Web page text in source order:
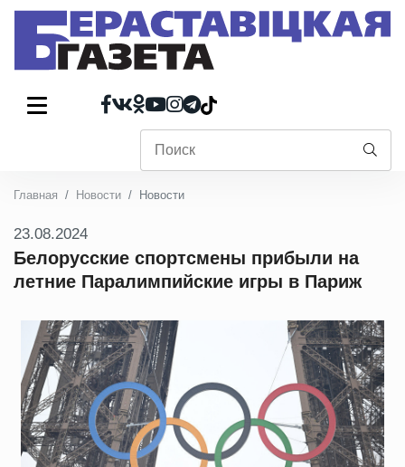
Главная Новости Новости
23.08.2024
Белорусские спортсмены прибыли на
летние Паралимпийские игры в Париж